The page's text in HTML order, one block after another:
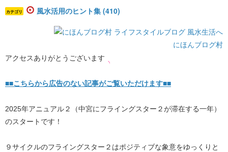
カテゴリ 風水活用のヒント集 (410)
にほんブログ村
アクセスありがとうございます
■■こちらから広告のない記事がご覧いただけます■■
2025年アニュアル２（中宮にフライングスター２が滞在する一年）
のスタートです！
９サイクルのフライングスター２はポジティブな象意をゆっくりと